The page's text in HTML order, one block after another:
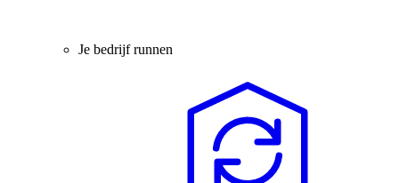
Je bedrijf runnen